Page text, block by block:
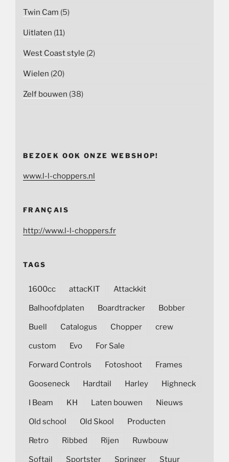
Twin Cam (5)
Uitlaten (11)
West Coast style (2)
Wielen (20)
Zelf bouwen (38)
BEZOEK OOK ONZE WEBSHOP!
www.l-l-choppers.nl
FRANÇAIS
http://www.l-l-choppers.fr
TAGS
1600cc attacKIT Attackkit
Balhoofdplaten Boardtracker Bobber
Buell Catalogus Chopper crew
custom Evo For Sale
Forward Controls Fotoshoot Frames
Gooseneck Hardtail Harley Highneck
I Beam KH Laten bouwen Nieuws
Old school Old Skool Producten
Retro Ribbed Rijen Ruwbouw
Softail Sportster Springer Stuur